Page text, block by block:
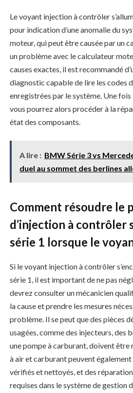
Le voyant injection à contrôler
pour indication d’une anomalie du
moteur, qui peut être causée par un
un problème avec le calculateur
causes exactes, il est recommandé
diagnostic capable de lire les codes
enregistrées par le système. Une
vous pourrez alors procéder à la
état des composants.
A lire : BMW Série 3 vs
duel au sommet des berlines
Comment résoudre le
d’injection à contrôler
série 1 lorsque le
Si le voyant injection à contrôler
série 1, il est important de ne pas
devrez consulter un mécanicien
la cause et prendre les mesures
problème. Il se peut que des pièces
usagées, comme des injecteurs, des
une pompe à carburant, doivent être
à air et carburant peuvent également
vérifiés et nettoyés, et des
requises dans le système de gestion